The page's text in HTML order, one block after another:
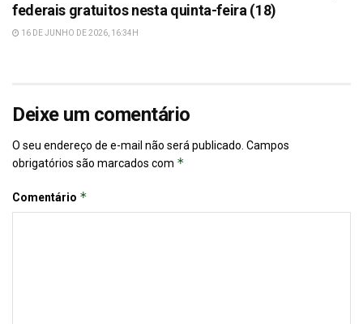
federais gratuitos nesta quinta-feira (18)
16 DE JUNHO DE 2026, 16:34H
Deixe um comentário
O seu endereço de e-mail não será publicado. Campos
obrigatórios são marcados com *
Comentário *